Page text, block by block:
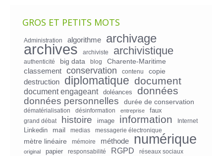
GROS ET PETITS MOTS
Administration algorithme archivage
archives archiviste archivistique
authenticité big data blog
Charente-Maritime
classement
conservation contenu
copie
destruction
diplomatique document
document engageant doléances données
données personnelles durée de conservation
dématérialisation désinformation entreprise faux
grand débat histoire image information Internet
Linkedin mail medias messagerie électronique
mètre linéaire mémoire méthode numérique
original papier responsabilité RGPD réseaux sociaux